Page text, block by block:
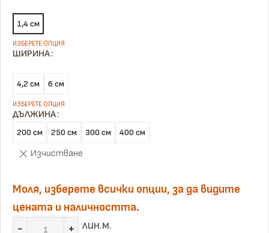
1,4 см
ШИРИНА
4,2 см 6 см
ДЪЛЖИНА
200 см 250 см 300 см 400 см
Изчистване
Моля, изберете всички опции, за да видите
цената и наличността.
лин.м.